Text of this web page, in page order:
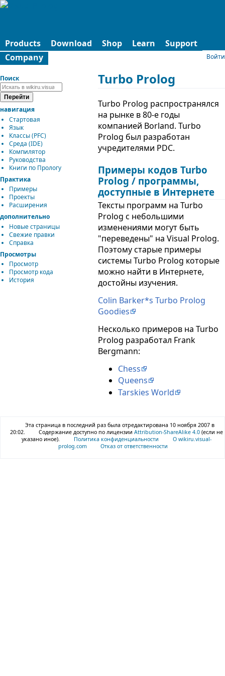
Products Download Shop Learn
Support
Company
Turbo Prolog
Turbo Prolog распространялся
на рынке в 80-е годы
компанией Borland. Turbo
Prolog был разработан
учредителями PDC.
Примеры кодов Turbo
Prolog / программы,
доступные в Интернете
Тексты программ на Turbo
Prolog с небольшими
изменениями могут быть
"переведены" на Visual Prolog.
Поэтому старые примеры
системы Turbo Prolog которые
можно найти в Интернете,
достойны изучения.
Colin Barker*s Turbo Prolog
Goodies
Несколько примеров на Turbo
Prolog разработал Frank
Bergmann:
Chess
Queens
Tarskies World
Поиск
навигация
Стартовая
Язык
Классы (PFC)
Среда (IDE)
Компилятор
Руководства
Книги по Прологу
Практика
Примеры
Проекты
Расширения
дополнительно
Новые страницы
Свежие правки
Справка
Войти
Просмотры
Просмотр
Просмотр кода
История
Эта страница в последний раз была отредактирована 10 ноября 2007 в
20:02.
Содержание доступно по лицензииAttribution-ShareAlike 4.0(если не
указано иное).
Политика конфиденциальности
О wikiru.visual-
prolog.com
Отказ от ответственности